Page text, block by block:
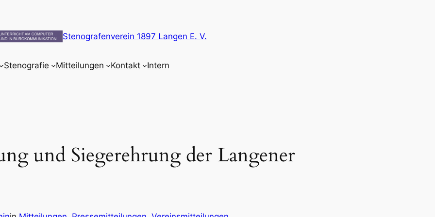
Stenografenverein 1897 Langen E. V.
Stenografie Mitteilungen Kontakt Intern
und Siegerehrung der Langener